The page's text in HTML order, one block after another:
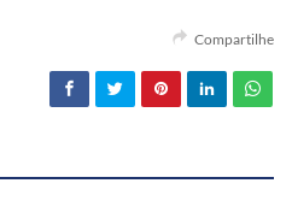
Compartilhe